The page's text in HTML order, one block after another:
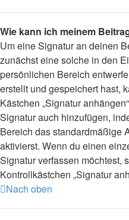
Wie kann ich meinem
Um eine Signatur an deinen
zunächst eine solche in den
persönlichen Bereich
erstellt und gespeichert hast,
Kästchen „Signatur
Signatur auch hinzufügen,
Bereich das standardmäßige
aktivierst. Wenn du einen
Signatur verfassen möchtest,
Kontrollkästchen „Signatur
Nach oben